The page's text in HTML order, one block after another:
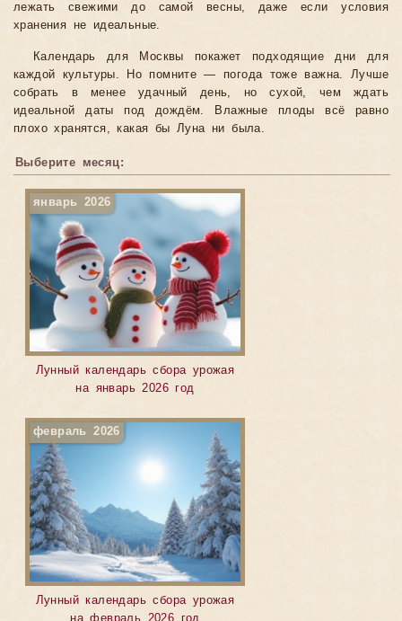
лежать свежими до самой весны, даже если условия
хранения не идеальные.
Календарь для Москвы покажет подходящие дни для
каждой культуры. Но помните — погода тоже важна. Лучше
собрать в менее удачный день, но сухой, чем ждать
идеальной даты под дождём. Влажные плоды всё равно
плохо хранятся, какая бы Луна ни была.
Выберите месяц:
январь 2026
Лунный календарь сбора урожая
на январь 2026 год
февраль 2026
Лунный календарь сбора урожая
на февраль 2026 год